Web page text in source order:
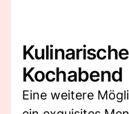
Kochabend
Eine weitere